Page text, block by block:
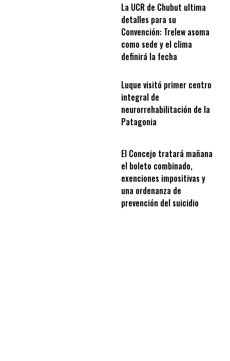
La UCR de Chubut ultima
detalles para su
Convención: Trelew asoma
como sede y el clima
definirá la fecha
Luque visitó primer centro
integral de
neurorrehabilitación de la
Patagonia
El Concejo tratará mañana
el boleto combinado,
exenciones impositivas y
una ordenanza de
prevención del suicidio